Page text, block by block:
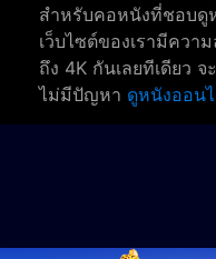
สำหรับคอหนังที่ชอบดู
เว็บไซต์ของเรามีควา
ถึง 4K กันเลยทีเดียว
ไม่มีปัญหา ดูหนังออน